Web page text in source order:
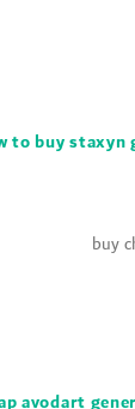
to buy staxyn
buy
avodart